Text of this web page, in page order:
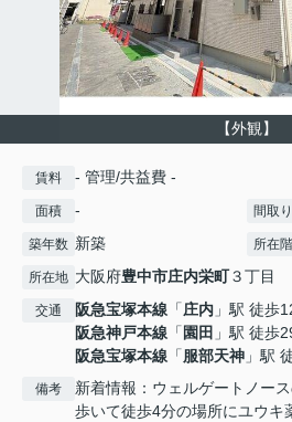
【外観】
賃料 - 管理/共益費 -
面積 - 間取り
築年数 新築 所在階
所在地 大阪府豊中市庄内栄町３丁目
交通 阪急宝塚本線 「庄内 」駅 徒歩
阪急神戸本線 「 園田 」駅 徒歩
阪急宝塚本線 「服部天神 」駅
備考
新着情報：ウェルゲートノー
歩いて徒歩4分の場所にユウキ